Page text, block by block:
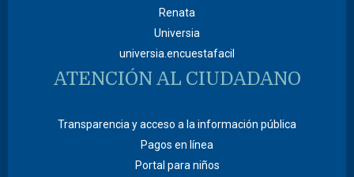
Renata
Universia
universia.encuestafacil
ATENCIÓN AL CIUDADANO
Transparencia y acceso a la información pública
Pagos en línea
Portal para niños